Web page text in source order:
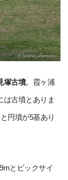
塚古墳。霞ヶ浦
は古墳とありま
円墳が5基あり
とビックサイ